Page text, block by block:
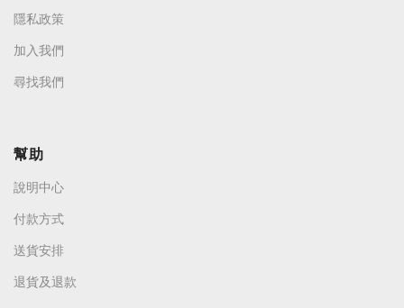
隱私政策
加入我們
尋找我們
幫助
說明中心
付款方式
送貨安排
退貨及退款